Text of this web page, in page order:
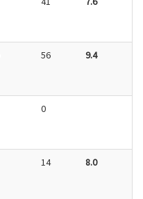
56 9.4
0
14 8.0